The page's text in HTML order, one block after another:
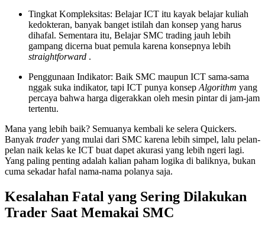
Tingkat Kompleksitas: Belajar ICT itu kayak belajar kuliah
kedokteran, banyak banget istilah dan konsep yang harus
dihafal. Sementara itu, Belajar SMC trading jauh lebih
gampang dicerna buat pemula karena konsepnya lebih
straightforward .
Penggunaan Indikator: Baik SMC maupun ICT sama-sama
nggak suka indikator, tapi ICT punya konsep Algorithm yang
percaya bahwa harga digerakkan oleh mesin pintar di jam-jam
tertentu.
Mana yang lebih baik? Semuanya kembali ke selera Quickers.
Banyak trader yang mulai dari SMC karena lebih simpel, lalu pelan-
pelan naik kelas ke ICT buat dapet akurasi yang lebih ngeri lagi.
Yang paling penting adalah kalian paham logika di baliknya, bukan
cuma sekadar hafal nama-nama polanya saja.
Kesalahan Fatal yang Sering Dilakukan
Trader Saat Memakai SMC